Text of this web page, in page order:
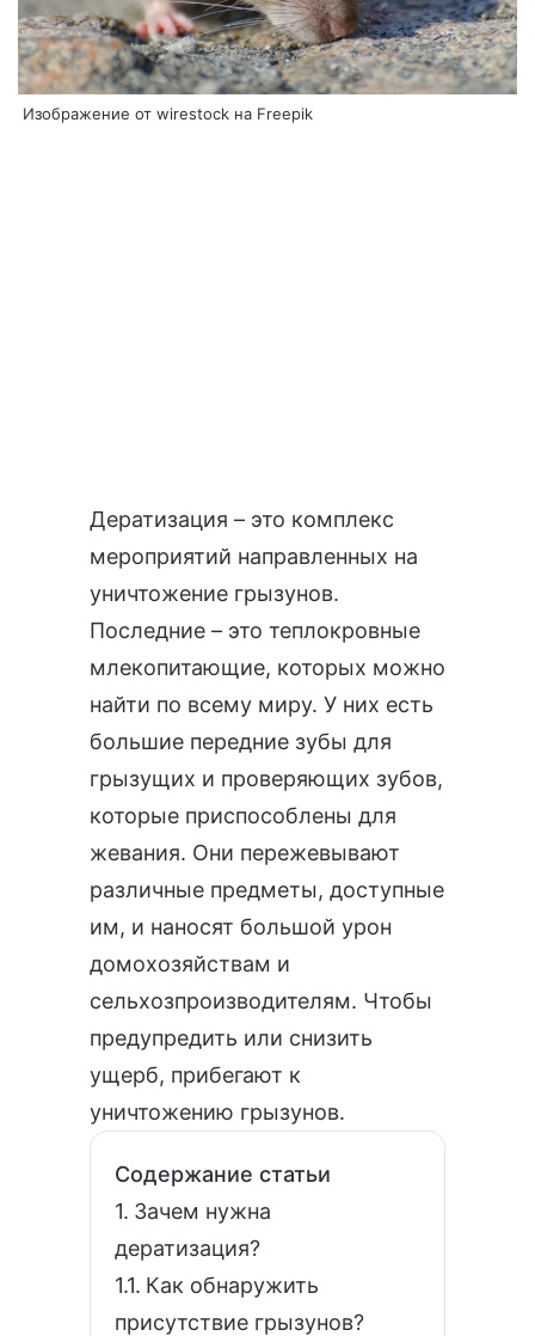
Изображение от wirestock на Freepik
Дератизация – это комплекс
мероприятий направленных на
уничтожение грызунов.
Последние – это теплокровные
млекопитающие, которых можно
найти по всему миру. У них есть
большие передние зубы для
грызущих и проверяющих зубов,
которые приспособлены для
жевания. Они пережевывают
различные предметы, доступные
им, и наносят большой урон
домохозяйствам и
сельхозпроизводителям. Чтобы
предупредить или снизить
ущерб, прибегают к
уничтожению грызунов.
Содержание статьи
Зачем нужна
дератизация?
Как обнаружить
присутствие грызунов?